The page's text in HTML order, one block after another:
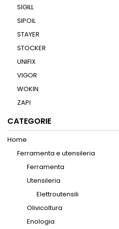
SIGILL
SIPOIL
STAYER
STOCKER
UNIFIX
VIGOR
WOKIN
ZAPI
CATEGORIE
Home
Ferramenta e utensileria
Ferramenta
Utensileria
Elettroutensili
Olivicoltura
Enologia